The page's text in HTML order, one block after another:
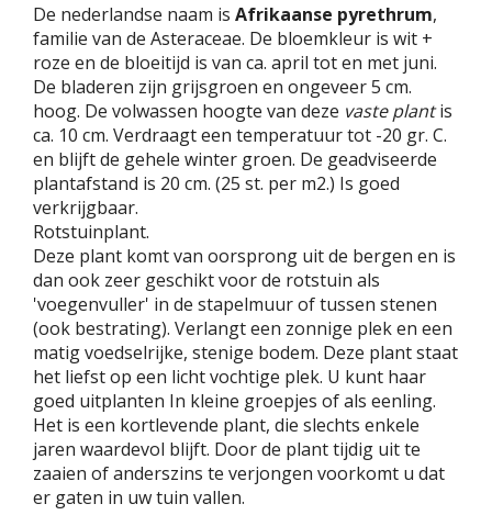
De nederlandse naam is Afrikaanse pyrethrum,
familie van de Asteraceae. De bloemkleur is wit +
roze en de bloeitijd is van ca. april tot en met juni.
De bladeren zijn grijsgroen en ongeveer 5 cm.
hoog. De volwassen hoogte van deze vaste plantis
ca. 10 cm. Verdraagt een temperatuur tot -20 gr. C.
en blijft de gehele winter groen. De geadviseerde
plantafstand is 20 cm. (25 st. per m2.) Is goed
verkrijgbaar.
Rotstuinplant.
Deze plant komt van oorsprong uit de bergen en is
dan ook zeer geschikt voor de rotstuin als
'voegenvuller' in de stapelmuur of tussen stenen
(ook bestrating). Verlangt een zonnige plek en een
matig voedselrijke, stenige bodem. Deze plant staat
het liefst op een licht vochtige plek. U kunt haar
goed uitplanten In kleine groepjes of als eenling.
Het is een kortlevende plant, die slechts enkele
jaren waardevol blijft. Door de plant tijdig uit te
zaaien of anderszins te verjongen voorkomt u dat
er gaten in uw tuin vallen.